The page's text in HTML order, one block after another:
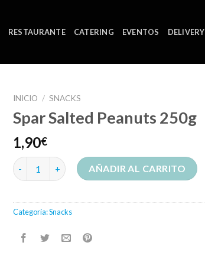
RESTAURANTE CATERING EVENTOS DELIVERY
INICIO / SNACKS
Spar Salted Peanuts 250g
1,90€
Spar Salted Peanuts 250g cantidad
AÑADIR AL CARRITO
Categoría:Snacks